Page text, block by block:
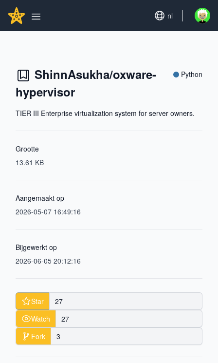
GITHUBSTAR
Open main menu
Set language
nl Open
ShinnAsukha/oxware-
hypervisor
Python
TIER III Enterprise virtualization system for server owners.
Grootte
13.61 KB
Aangemaakt op
2026-05-07 16:49:16
Bijgewerkt op
2026-06-05 20:12:16
Star
27
Watch
27
Fork
3